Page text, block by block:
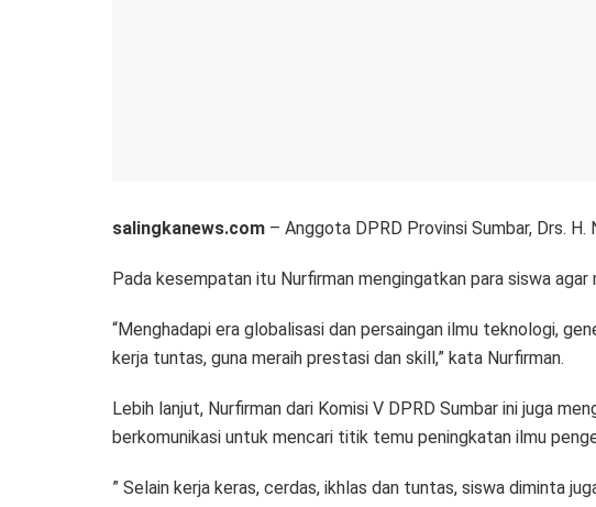
salingkanews.com – Anggota DPRD Provinsi Sumbar, Drs.
Pada kesempatan itu Nurfirman mengingatkan para siswa
“Menghadapi era globalisasi dan persaingan ilmu teknologi,
kerja tuntas, guna meraih prestasi dan skill,” kata Nurfirman.
Lebih lanjut, Nurfirman dari Komisi V DPRD Sumbar ini juga
berkomunikasi untuk mencari titik temu peningkatan ilmu
” Selain kerja keras, cerdas, ikhlas dan tuntas, siswa diminta